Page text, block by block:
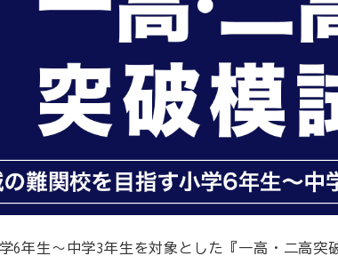
6年生～中学3年生を対象とした『一高・二高突